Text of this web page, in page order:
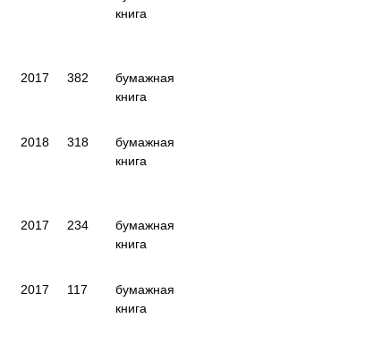
книга
2017 382
бумажная
книга
2018 318
бумажная
книга
2017 234
бумажная
книга
2017 117
бумажная
книга